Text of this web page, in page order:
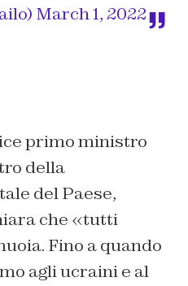
March 1, 2022
primo ministro
della
del Paese,
che «tutti
Fino a quando
agli ucraini e al